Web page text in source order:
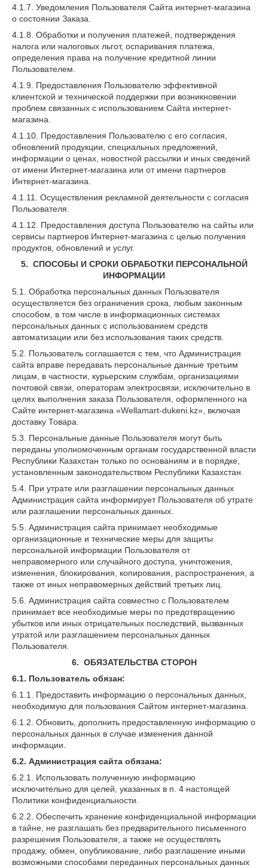
4.1.7. Уведомления Пользователя Сайта интернет-магазина
о состоянии Заказа.
4.1.8. Обработки и получения платежей, подтверждения
налога или налоговых льгот, оспаривания платежа,
определения права на получение кредитной линии
Пользователем.
4.1.9. Предоставления Пользователю эффективной
клиентской и технической поддержки при возникновении
проблем связанных с использованием Сайта интернет-
магазина.
4.1.10. Предоставления Пользователю с его согласия,
обновлений продукции, специальных предложений,
информации о ценах, новостной рассылки и иных сведений
от имени Интернет-магазина или от имени партнеров
Интернет-магазина.
4.1.11. Осуществления рекламной деятельности с согласия
Пользователя.
4.1.12. Предоставления доступа Пользователю на сайты или
сервисы партнеров Интернет-магазина с целью получения
продуктов, обновлений и услуг.
5. СПОСОБЫ И СРОКИ ОБРАБОТКИ ПЕРСОНАЛЬНОЙ
ИНФОРМАЦИИ
5.1. Обработка персональных данных Пользователя
осуществляется без ограничения срока, любым законным
способом, в том числе в информационных системах
персональных данных с использованием средств
автоматизации или без использования таких средств.
5.2. Пользователь соглашается с тем, что Администрация
сайта вправе передавать персональные данные третьим
лицам, в частности, курьерским службам, организациями
почтовой связи, операторам электросвязи, исключительно в
целях выполнения заказа Пользователя, оформленного на
Сайте интернет-магазина «Wellamart-dukeni.kz», включая
доставку Товара.
5.3. Персональные данные Пользователя могут быть
переданы уполномоченным органам государственной власти
Республики Казахстан только по основаниям и в порядке,
установленным законодательством Республики Казахстан.
5.4. При утрате или разглашении персональных данных
Администрация сайта информирует Пользователя об утрате
или разглашении персональных данных.
5.5. Администрация сайта принимает необходимые
организационные и технические меры для защиты
персональной информации Пользователя от
неправомерного или случайного доступа, уничтожения,
изменения, блокирования, копирования, распространения, а
также от иных неправомерных действий третьих лиц.
5.6. Администрация сайта совместно с Пользователем
принимает все необходимые меры по предотвращению
убытков или иных отрицательных последствий, вызванных
утратой или разглашением персональных данных
Пользователя.
6. ОБЯЗАТЕЛЬСТВА СТОРОН
6.1. Пользователь обязан:
6.1.1. Предоставить информацию о персональных данных,
необходимую для пользования Сайтом интернет-магазина.
6.1.2. Обновить, дополнить предоставленную информацию о
персональных данных в случае изменения данной
информации.
6.2. Администрация сайта обязана:
6.2.1. Использовать полученную информацию
исключительно для целей, указанных в п. 4 настоящей
Политики конфиденциальности.
6.2.2. Обеспечить хранение конфиденциальной информации
в тайне, не разглашать без предварительного письменного
разрешения Пользователя, а также не осуществлять
продажу, обмен, опубликование, либо разглашение иными
возможными способами переданных персональных данных